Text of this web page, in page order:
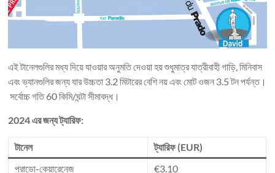
এই টানেলগুলির মধ্য দিয়ে যাওয়ার অনুমতি দেওয়া হয় শুধুমাত্র যাত্রীবাহী গাড়ি, মিনিবাস
এবং ভ্যানগুলির জন্য যার উচ্চতা 3.2 মিটারের বেশি নয় এবং মোট ওজন 3.5 টন পর্যন্ত।
সর্বোচ্চ গতি 60 কিমি/ঘন্টা সীমাবদ্ধ।
2024 এর জন্য ট্যারিফ:
টানেল
ট্যারিফ (EUR)
প্রাডো-কেয়ারেনেজ
€3.10